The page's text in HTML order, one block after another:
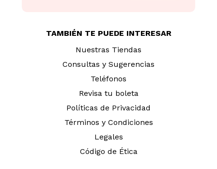
TAMBIÉN TE PUEDE INTERESAR
Nuestras Tiendas
Consultas y Sugerencias
Teléfonos
Revisa tu boleta
Políticas de Privacidad
Términos y Condiciones
Legales
Código de Ética